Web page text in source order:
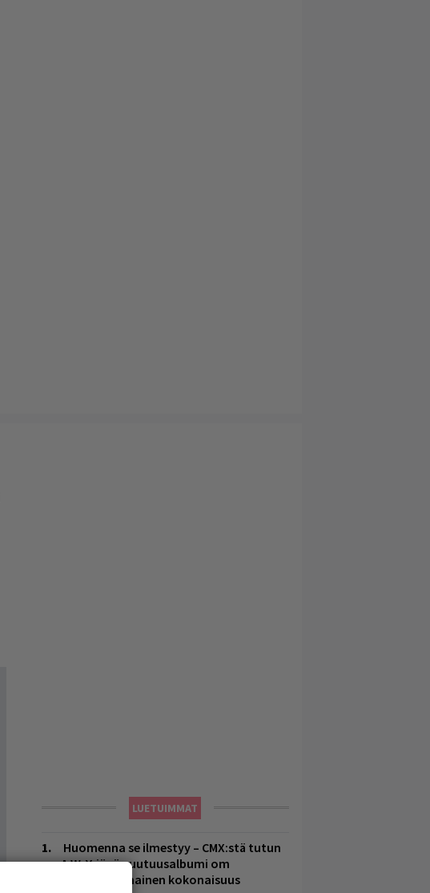
LUETUIMMAT
Huomenna se ilmestyy – CMX:stä tutun
A.W. Yrjänän uutuusalbumi om
mammuttimainen kokonaisuus